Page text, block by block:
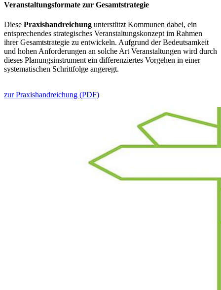
Veranstaltungsformate zur Gesamtstrategie
Diese Praxishandreichung unterstützt Kommunen dabei, ein
entsprechendes strategisches Veranstaltungskonzept im Rahmen
ihrer Gesamtstrategie zu entwickeln. Aufgrund der Bedeutsamkeit
und hohen Anforderungen an solche Art Veranstaltungen wird durch
dieses Planungsinstrument ein differenziertes Vorgehen in einer
systematischen Schrittfolge angeregt.
zur Praxishandreichung (PDF)